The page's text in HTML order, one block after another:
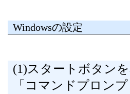
Windowsの設定
(1)スタートボタン
「コマンドプロン